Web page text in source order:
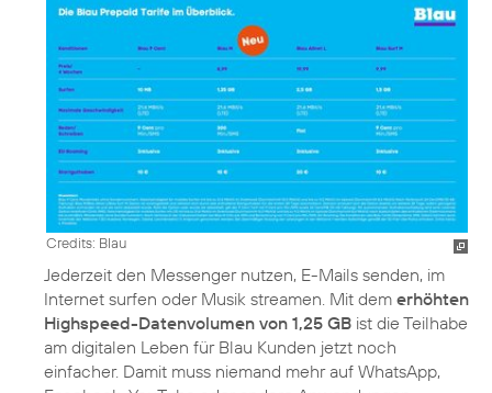
Credits: Blau
Jederzeit den Messenger nutzen, E-Mails senden, im
Internet surfen oder Musik streamen. Mit dem erhöhten
Highspeed-Datenvolumen von 1,25 GB ist die Teilhabe
am digitalen Leben für Blau Kunden jetzt noch
einfacher. Damit muss niemand mehr auf WhatsApp,